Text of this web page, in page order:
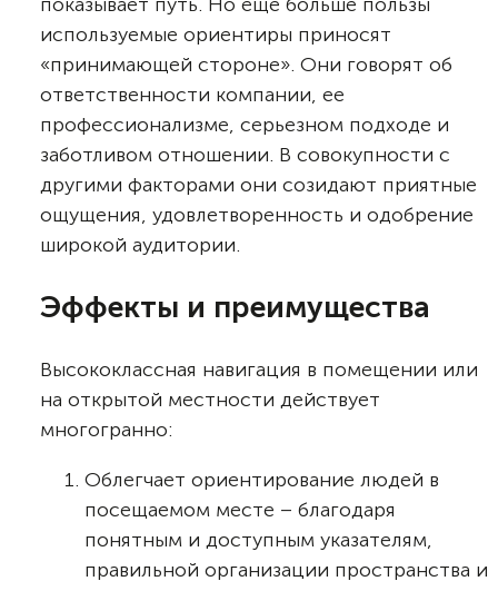
используемые ориентиры приносят
«принимающей стороне». Они говорят об
ответственности компании, ее
профессионализме, серьезном подходе и
заботливом отношении. В совокупности с
другими факторами они созидают приятные
ощущения, удовлетворенность и одобрение
широкой аудитории.
Эффекты и преимущества
Высококлассная навигация в помещении или
на открытой местности действует
многогранно:
Облегчает ориентирование людей в
посещаемом месте – благодаря
понятным и доступным указателям,
правильной организации пространства и